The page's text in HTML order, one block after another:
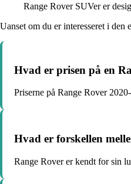
Range Rover SUVer er
Uanset om du er interesseret i
Hvad er prisen på en
Priserne på Range Rover
Hvad er forskellen
Range Rover er kendt for sin